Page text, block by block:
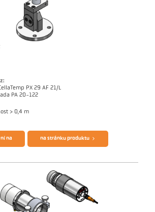
PX 29 AF 21/L
PA 20-122
> 0,4 m
na na stránku produktu